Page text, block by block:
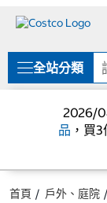
單
全站分類
2026/
品 ，買
首頁 戶外、庭院